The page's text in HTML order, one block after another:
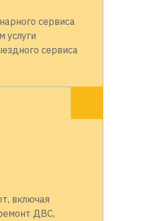
сервиса
услуги
сервиса
включая
ДВС,